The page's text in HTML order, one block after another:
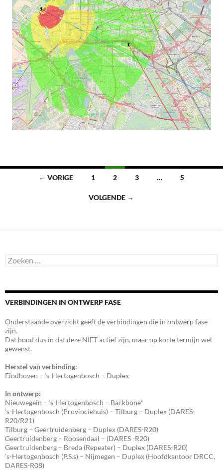
Berichten← VORIGE 1 2 3 … 5
VOLGENDE →
Zoeken
naar:
VERBINDINGEN IN ONTWERP FASE
Onderstaande overzicht geeft de verbindingen die in ontwerp fase
zijn.
Dat houd dus in dat deze NIET actief zijn, maar op korte termijn wel
gewenst.
Herstel van verbinding:
Eindhoven – ‘s-Hertogenbosch – Duplex
In ontwerp:
Nieuwegein – ‘s-Hertogenbosch – Backbone*
‘s-Hertogenbosch (Provinciehuis) – Tilburg – Duplex (DARES-
R20/R21)
Tilburg – Geertruidenberg – Duplex (DARES-R20)
Geertruidenberg – Roosendaal – (DARES -R20)
Geertruidenberg – Breda (Repeater) – Duplex (DARES-R20)
‘s-Hertogenbosch (P.S.s) – Nijmegen – Duplex (Hoofdkantoor DRCC,
DARES-R08)